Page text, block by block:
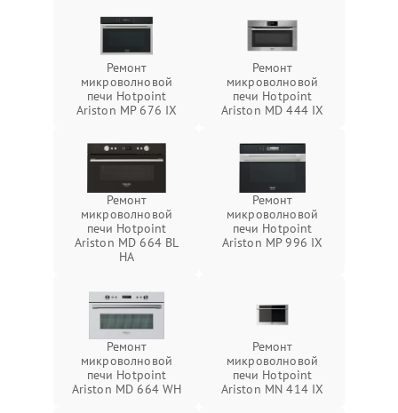
Ремонт
микроволновой
печи Hotpoint
Ariston MP 676 IX
Ремонт
микроволновой
печи Hotpoint
Ariston MD 444 IX
Ремонт
микроволновой
печи Hotpoint
Ariston MD 664 BL
HA
Ремонт
микроволновой
печи Hotpoint
Ariston MP 996 IX
Ремонт
микроволновой
печи Hotpoint
Ariston MD 664 WH
Ремонт
микроволновой
печи Hotpoint
Ariston MN 414 IX